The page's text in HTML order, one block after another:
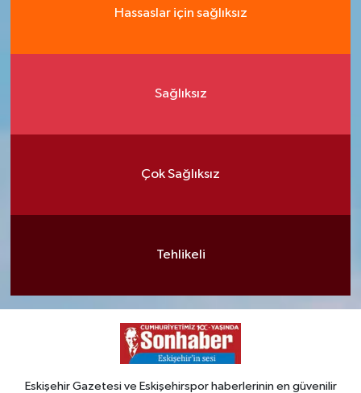
Hassaslar için sağlıksız
Sağlıksız
Çok Sağlıksız
Tehlikeli
Eskişehir Gazetesi ve Eskişehirspor haberlerinin en güvenilir